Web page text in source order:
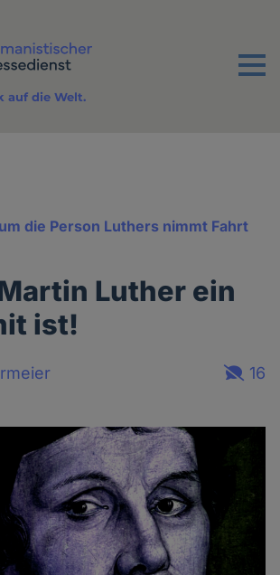
Menu
auf die Welt.
die Person Luthers nimmt Fahrt
Luther ein
ist!
16